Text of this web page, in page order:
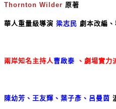
Thornton Wilder 原著
華人重量級導演 梁志民 劇本改編
兩岸知名主持人曹啟泰 、劇場實力
陳幼芳、王友輝、葉子彥、呂曼茵